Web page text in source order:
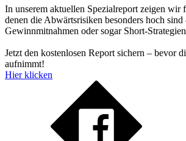
In unserem aktuellen Spezialreport zeigen wir
denen die Abwärtsrisiken besonders hoch
Gewinnmitnahmen oder sogar Short-
Jetzt den kostenlosen Report sichern – bevor
aufnimmt!
Hier klicken